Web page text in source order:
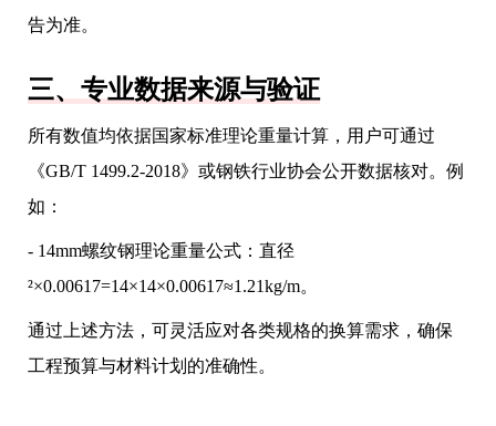
告为准。
三、专业数据来源与验证
所有数值均依据国家标准理论重量计算，用户可通过
《GB/T 1499.2-2018》或钢铁行业协会公开数据核对。例
如：
- 14mm螺纹钢理论重量公式：直径
²×0.00617=14×14×0.00617≈1.21kg/m。
通过上述方法，可灵活应对各类规格的换算需求，确保
工程预算与材料计划的准确性。